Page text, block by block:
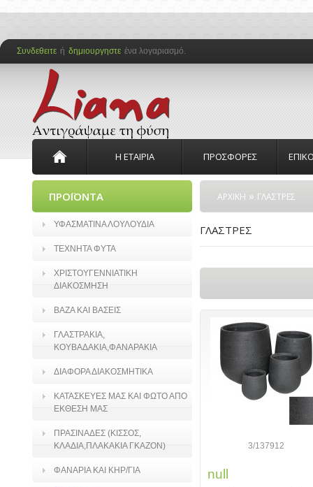
Συνδεθειτε ή δημιουργηστε ένα λογαριασμό.
Η ΕΤΑΙΡΙΑ ΠΡΟΣΦΟΡΕΣ
ΠΡΟΪΟΝΤΑ
ΥΦΑΣΜΑΤΙΝΑ ΛΟΥΛΟΥΔΙΑ
ΤΕΧΝΗΤΑ ΦΥΤΑ
ΧΡΙΣΤΟΥΓΕΝΝΙΑΤΙΚΗ
ΔΙΑΚΟΣΜΗΣΗ
ΒΑΖΑ ΚΑΙ ΒΑΣΕΙΣ
ΓΛΑΣΤΡΑΚΙΑ,
ΚΟΥΒΑΔΑΚΙΑ,ΦΑΝΑΡΑΚΙΑ
ΔΙΑΦΟΡΑ ΔΙΑΚΟΣΜΗΤΙΚΑ
ΚΑΤΑΣΚΕΥΕΣ ΜΑΣ ΚΑΙ ΦΩΤΟ ΑΠΟ
ΕΚΘΕΣΗ ΜΑΣ
ΠΡΑΣΙΝΑΔΕΣ (ΚΙΣΣΟΣ,
ΚΛΑΔΙΑ,ΠΛΑΚΑΚΙΑ ΓΚΑΖΟΝ)
ΦΑΝΑΡΙΑ ΚΑΙ ΚΗΡ/ΓΙΑ
ΑΡΧΙΚΗ » ΓΛΑΣΤΡΕΣ
ΓΛΑΣΤΡΕΣ
3/137912
null